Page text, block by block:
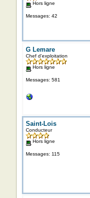
Hors ligne
Messages: 42
G Lemare
Chef d'exploitation
Hors ligne
Messages: 581
Saint-Lois
Conducteur
Hors ligne
Messages: 115